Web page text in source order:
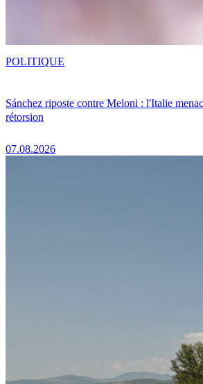
Sánchez riposte contre Meloni : l'Italie
rétorsion
07.08.2026
POLITIQUE